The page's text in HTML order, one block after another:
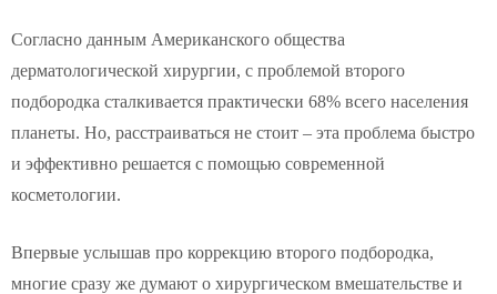
Согласно данным Американского общества
дерматологической хирургии, с проблемой второго
подбородка сталкивается практически 68% всего населения
планеты. Но, расстраиваться не стоит – эта проблема быстро
и эффективно решается с помощью современной
косметологии.
Впервые услышав про коррекцию второго подбородка,
многие сразу же думают о хирургическом вмешательстве и